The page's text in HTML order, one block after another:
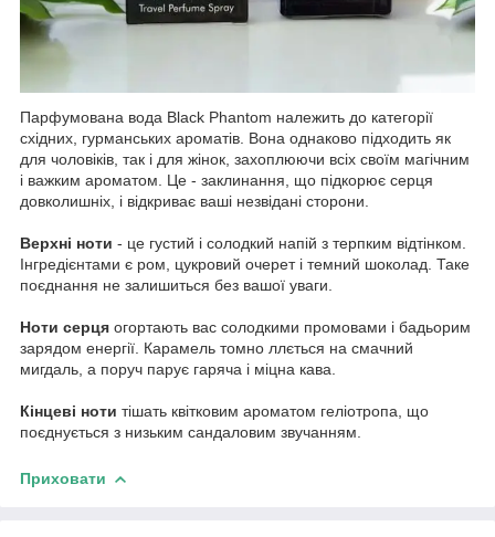
Парфумована вода Black Phantom належить до категорії
східних, гурманських ароматів. Вона однаково підходить як
для чоловіків, так і для жінок, захоплюючи всіх своїм магічним
і важким ароматом. Це - заклинання, що підкорює серця
довколишніх, і відкриває ваші незвідані сторони.
Верхні ноти - це густий і солодкий напій з терпким відтінком.
Інгредієнтами є ром, цукровий очерет і темний шоколад. Таке
поєднання не залишиться без вашої уваги.
Ноти серця огортають вас солодкими промовами і бадьорим
зарядом енергії. Карамель томно ллється на смачний
мигдаль, а поруч парує гаряча і міцна кава.
Кінцеві ноти тішать квітковим ароматом геліотропа, що
поєднується з низьким сандаловим звучанням.
Приховати